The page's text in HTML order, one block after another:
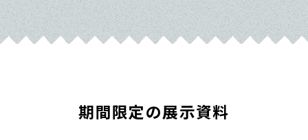
期間限定の展示資料